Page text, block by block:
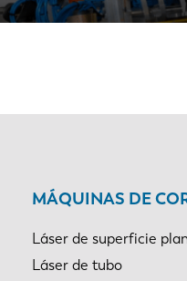
MÁQUINAS DE
Láser de superficie
Láser de tubo